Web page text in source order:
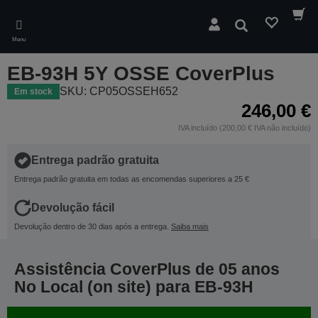
main
content
Menu
Pesquisar
EB-93H 5Y OSSE CoverPlus
Em stock SKU: CP05OSSEH652
246,00 €
IVA incluído (200,00 € IVA não incluído)
Entrega padrão gratuita
Entrega padrão gratuita em todas as encomendas superiores a 25 €
Devolução fácil
Devolução dentro de 30 dias após a entrega. Saiba mais
Assistência CoverPlus de 05 anos
No Local (on site) para EB-93H